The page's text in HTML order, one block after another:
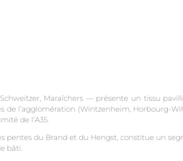
Maraîchers — présente un tissu
de l’agglomération (Wintzenheim, Horbourg-
de l’A35.
pentes du Brand et du Hengst, constitue un
bâti.